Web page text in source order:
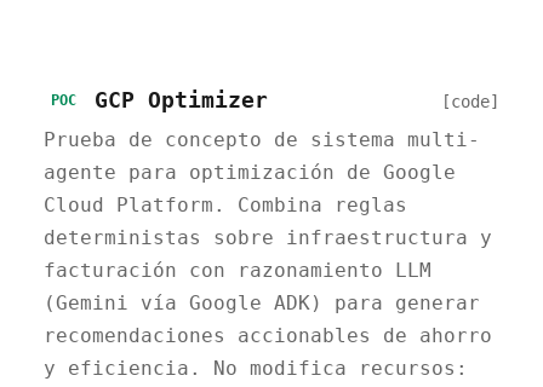
POC GCP Optimizer [code]
Prueba de concepto de sistema multi-
agente para optimización de Google
Cloud Platform. Combina reglas
deterministas sobre infraestructura y
facturación con razonamiento LLM
(Gemini vía Google ADK) para generar
recomendaciones accionables de ahorro
y eficiencia. No modifica recursos: